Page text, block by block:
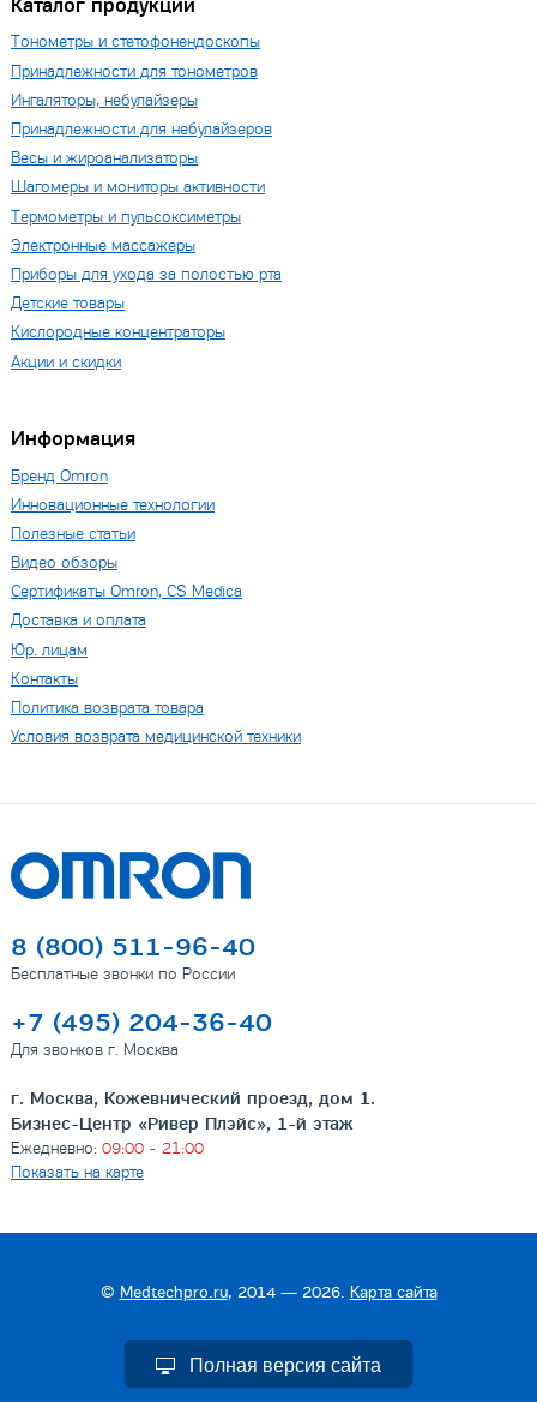
Тонометры и стетофонендоскопы
Принадлежности для тонометров
Ингаляторы, небулайзеры
Принадлежности для небулайзеров
Весы и жироанализаторы
Шагомеры и мониторы активности
Термометры и пульсоксиметры
Электронные массажеры
Приборы для ухода за полостью рта
Детские товары
Кислородные концентраторы
Акции и скидки
Информация
Бренд Omron
Инновационные технологии
Полезные статьи
Видео обзоры
Сертификаты Omron, CS Medica
Доставка и оплата
Юр. лицам
Контакты
Политика возврата товара
Условия возврата медицинской техники
8 (800) 511-96-40
Бесплатные звонки по России
+7 (495) 204-36-40
Для звонков г. Москва
г. Москва, Кожевнический проезд, дом 1.
Бизнес-Центр «Ривер Плэйс», 1-й этаж
Ежедневно: 09:00 - 21:00
Показать на карте
© Medtechpro.ru, 2014 — 2026. Карта сайта
Полная версия сайта